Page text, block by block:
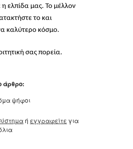
η ελπίδα μας. Το μέλλον
το και
καλύτερο κόσμο.
σας πορεία.
άρθρο:
ψήφοι
ή εγγραφείτε για